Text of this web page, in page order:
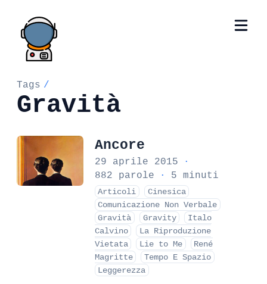
Tags /
Gravità
Ancore
29 aprile 2015
·
882 parole
· 5 minuti
Articoli
Cinesica
Comunicazione Non Verbale
Gravità
Gravity
Italo
Calvino
La Riproduzione
Vietata
Lie to Me
René
Magritte
Tempo E Spazio
Leggerezza